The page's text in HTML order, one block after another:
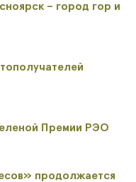
– город гор и
Премии РЭО
продолжается